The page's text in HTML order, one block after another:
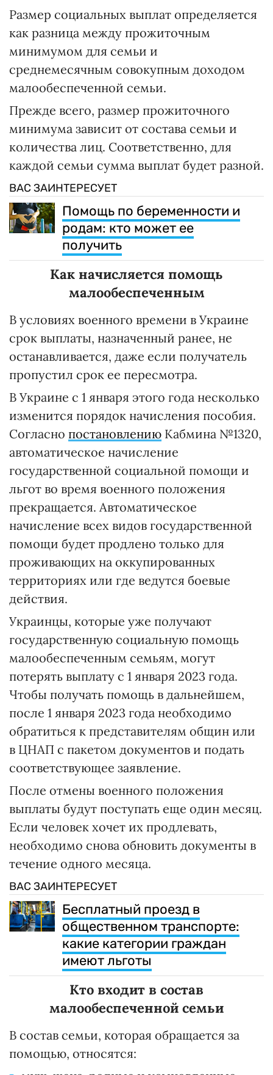
Размер социальных выплат определяется
как разница между прожиточным
минимумом для семьи и
среднемесячным совокупным доходом
малообеспеченной семьи.
Прежде всего, размер прожиточного
минимума зависит от состава семьи и
количества лиц. Соответственно, для
каждой семьи сумма выплат будет разной.
ВАС ЗАИНТЕРЕСУЕТ
Помощь по беременности и
родам: кто может ее
получить
Как начисляется помощь
малообеспеченным
В условиях военного времени в Украине
срок выплаты, назначенный ранее, не
останавливается, даже если получатель
пропустил срок ее пересмотра.
В Украине с 1 января этого года несколько
изменится порядок начисления пособия.
Согласно постановлению Кабмина №1320,
автоматическое начисление
государственной социальной помощи и
льгот во время военного положения
прекращается. Автоматическое
начисление всех видов государственной
помощи будет продлено только для
проживающих на оккупированных
территориях или где ведутся боевые
действия.
Украинцы, которые уже получают
государственную социальную помощь
малообеспеченным семьям, могут
потерять выплату с 1 января 2023 года.
Чтобы получать помощь в дальнейшем,
после 1 января 2023 года необходимо
обратиться к представителям общин или
в ЦНАП с пакетом документов и подать
соответствующее заявление.
После отмены военного положения
выплаты будут поступать еще один месяц.
Если человек хочет их продлевать,
необходимо снова обновить документы в
течение одного месяца.
ВАС ЗАИНТЕРЕСУЕТ
Бесплатный проезд в
общественном транспорте:
какие категории граждан
имеют льготы
Кто входит в состав
малообеспеченной семьи
В состав семьи, которая обращается за
помощью, относятся: